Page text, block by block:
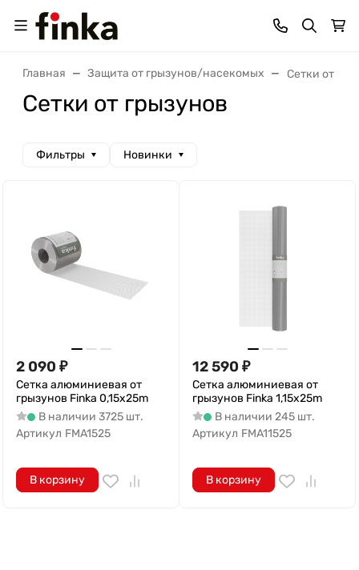
Главная Защита от грызунов/насекомых Сетки от
Сетки от грызунов
Фильтры Новинки
2 090 ₽
Сетка алюминиевая от
грызунов Finka 0,15x25m
В наличии 3725 шт.
Артикул FMA1525
В корзину
12 590 ₽
Сетка алюминиевая от
грызунов Finka 1,15x25m
В наличии 245 шт.
Артикул FMA11525
В корзину